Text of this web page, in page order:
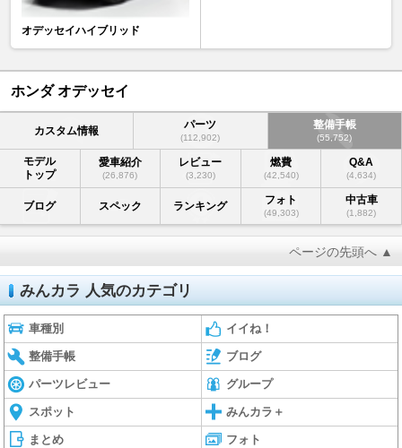
オデッセイハイブリッド
ホンダ オデッセイ
カスタム情報 パーツ
(112,902)
整備手帳
(55,752)
モデル
トップ
愛車紹介
(26,876)
レビュー
(3,230)
燃費
(42,540)
Q&A
(4,634)
ブログ スペック ランキング フォト
(49,303)
中古車
(1,882)
ページの先頭へ ▲
みんカラ 人気のカテゴリ
車種別 イイね！
整備手帳 ブログ
パーツレビュー グループ
スポット みんカラ＋
まとめ フォト